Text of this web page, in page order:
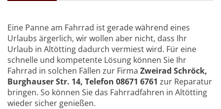
Eine Panne am Fahrrad ist gerade während eines
Urlaubs ärgerlich, wir wollen aber nicht, dass Ihr
Urlaub in Altötting dadurch vermiest wird. Für eine
schnelle und kompetente Lösung können Sie Ihr
Fahrrad in solchen Fällen zur Firma Zweirad Schröck,
Burghauser Str. 14, Telefon 08671 6761 zur Reparatur
bringen. So können Sie das Fahrradfahren in Altötting
wieder sicher genießen.